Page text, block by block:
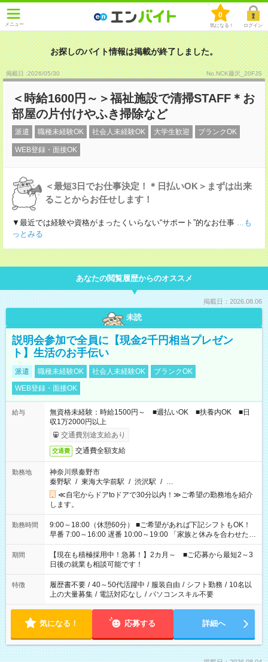
メニュー
0
気になる！ ログイン
お探しのバイト情報は掲載が終了しました。
掲載日 :2026/05/30 No.NCK藤沢_20FJS
＜時給1600円～＞福祉施設で清掃STAFF＊お
部屋の片付けやふき掃除など
派遣 職種未経験OK 社会人未経験OK 大学生歓迎 ブランクOK
WEB登録・面接OK
＜最短3日でお仕事決定！＊日払いOK＞まずは出来
ることからお任せします！
▼最近では経験や資格がまったくいらない“サポート”的なお仕事 ...も
っとみる
あなたの閲覧履歴からのオススメ
掲載日：2026.08.06
未読
説明会参加で全員に【現金2千円相当プレゼン
ト】生活のお手伝い
派遣 職種未経験OK 社会人未経験OK
ブランクOK
WEB登録・面接OK
給与
無資格未経験：時給1500円～ ■週払いOK ■扶養内OK ■日
収1万2000円以上
交通費別途支給あり
交通費 交通費全額支給
勤務地
神奈川県秦野市
秦野駅 / 東海大学前駅 / 渋沢駅 / …
≪自宅からドアtoドアで30分以内！≫ご希望の勤務地を紹介
します。
勤務時間
9:00～18:00（休憩60分） ■ご希望があれば下記シフトもOK！
早番 7:00～16:00 遅番 10:00～19:00 「家族と休みを合わせた
い」 「余裕を持って夕飯の準備がしたい」 「できれば残業はし
たくない」 など、ご希望を教えてくださいね。 ※Wワーク希望
の方へ 今ご覧のお仕事で希望する勤務時間と、もう1つのお仕事
の勤務時間。 合計で週40時間を超える場合は応募できません。
期間
【現在も積極採用中！急募！】2カ月～ ■ご応募から最短2～3
日後の就業も相談可能です！
特徴 履歴書不要 / 40～50代活躍中 / 服装自由 / シフト勤務 / 10名以
上の大量募集 / 電話対応なし / パソコンスキル不要
気になる！ 応募する 詳細へ